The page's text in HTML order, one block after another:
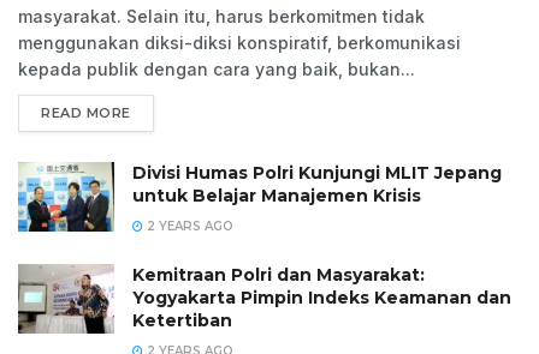
masyarakat. Selain itu, harus berkomitmen tidak
menggunakan diksi-diksi konspiratif, berkomunikasi
kepada publik dengan cara yang baik, bukan...
READ MORE
Divisi Humas Polri Kunjungi MLIT Jepang
untuk Belajar Manajemen Krisis
2 YEARS AGO
Kemitraan Polri dan Masyarakat:
Yogyakarta Pimpin Indeks Keamanan dan
Ketertiban